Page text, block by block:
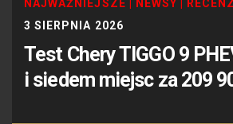
NAJWAŻNIEJSZE NEWSY
3 SIERPNIA 2026
Test Chery TIGGO 9
i siedem miejsc za 209